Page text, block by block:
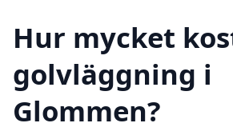
Hur mycket
golvläggning i
Glommen?